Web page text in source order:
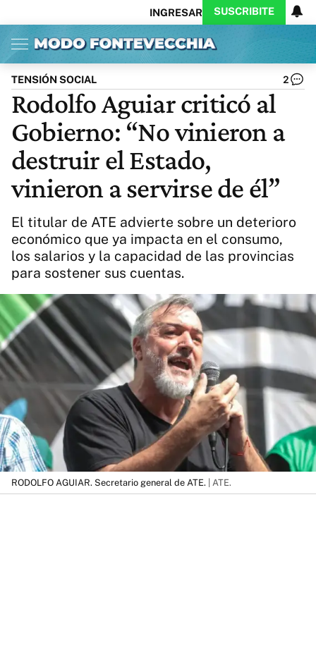
INGRESAR SUSCRIBITE
Inicio Ahora
Opinión
Política
Ciencia
Cultura
Arte
Educación
Internacional
Clima
Deportes
CARAS
Exitoina
Turismo
Videos
Córdoba
Business
Noticias
Caras
Diario del Juicio
Actualidad
TENSIÓN SOCIAL 2
Rodolfo Aguiar criticó al
Gobierno: “No vinieron a
destruir el Estado,
vinieron a servirse de él”
El titular de ATE advierte sobre un deterioro
económico que ya impacta en el consumo,
los salarios y la capacidad de las provincias
para sostener sus cuentas.
RODOLFO AGUIAR. Secretario general de ATE. | ATE.